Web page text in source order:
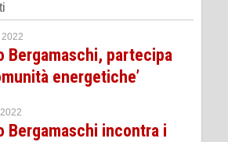
Bergamaschi, partecipa
energetiche’
Bergamaschi incontra i